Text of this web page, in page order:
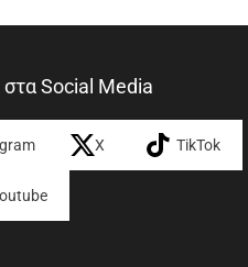
Social Media
X TikTok